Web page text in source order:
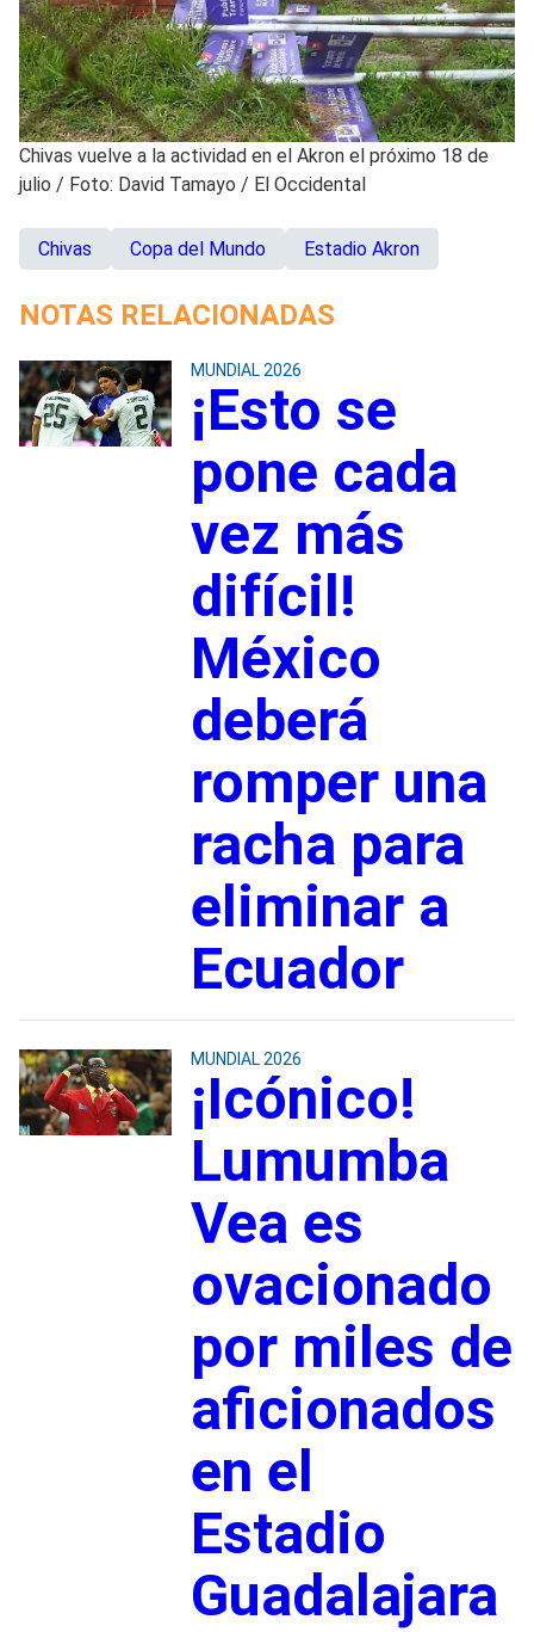
Chivas vuelve a la actividad en el Akron el próximo 18 de
julio / Foto: David Tamayo / El Occidental
Chivas Copa del Mundo Estadio Akron
NOTAS RELACIONADAS
MUNDIAL 2026
¡Esto se
pone cada
vez más
difícil!
México
deberá
romper una
racha para
eliminar a
Ecuador
MUNDIAL 2026
¡Icónico!
Lumumba
Vea es
ovacionado
por miles de
aficionados
en el
Estadio
Guadalajara